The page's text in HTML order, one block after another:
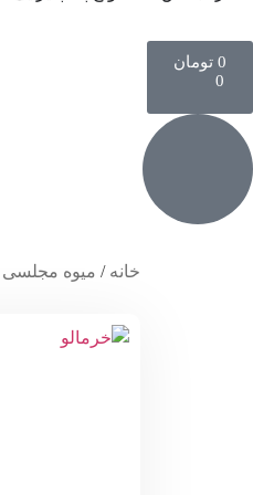
0 تومان
0
خانه / میوه مجلسی